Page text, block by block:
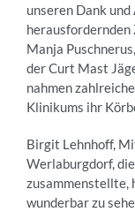
unseren Dank
herausfordernden
Manja
der Curt Mast
nahmen
Klinikums ihr
Birgit Lehnhoff,
Werlaburgdorf,
zusammenstellte,
wunderbar zu